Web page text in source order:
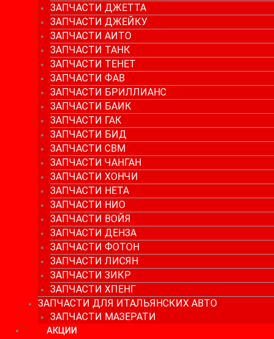
ЗАПЧАСТИ ДЖЕТТА
ЗАПЧАСТИ ДЖЕЙКУ
ЗАПЧАСТИ АИТО
ЗАПЧАСТИ ТАНК
ЗАПЧАСТИ ТЕНЕТ
ЗАПЧАСТИ ФАВ
ЗАПЧАСТИ БРИЛЛИАНС
ЗАПЧАСТИ БАИК
ЗАПЧАСТИ ГАК
ЗАПЧАСТИ БИД
ЗАПЧАСТИ СВМ
ЗАПЧАСТИ ЧАНГАН
ЗАПЧАСТИ ХОНЧИ
ЗАПЧАСТИ НЕТА
ЗАПЧАСТИ НИО
ЗАПЧАСТИ ВОЙЯ
ЗАПЧАСТИ ДЕНЗА
ЗАПЧАСТИ ФОТОН
ЗАПЧАСТИ ЛИСЯН
ЗАПЧАСТИ ЗИКР
ЗАПЧАСТИ ХПЕНГ
ЗАПЧАСТИ ДЛЯ ИТАЛЬЯНСКИХ АВТО
ЗАПЧАСТИ МАЗЕРАТИ
АКЦИИ